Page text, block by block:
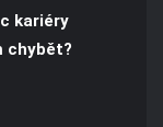
kariéry
chybět?